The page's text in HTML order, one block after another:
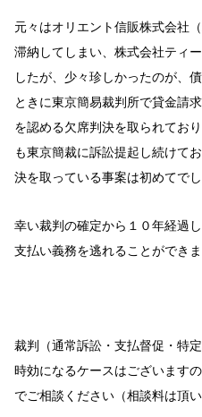
元々はオリエント信販株式会社
滞納してしまい、株式会社ティ
したが、少々珍しかったのが、
ときに東京簡易裁判所で貸金請
を認める欠席判決を取られてお
も東京簡裁に訴訟提起し続けて
決を取っている事案は初めてでし
幸い裁判の確定から１０年経過
支払い義務を逃れることができま
裁判（通常訴訟・支払督促・特
時効になるケースはございます
でご相談ください（相談料は頂